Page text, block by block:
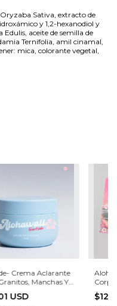
Sativa, extracto de
y 1,2-hexanodiol y
Edulis, aceite de semilla de
Ternifolia, amil cinamal,
mica, colorante vegetal,
Crema Aclarante
Manchas Y
USD